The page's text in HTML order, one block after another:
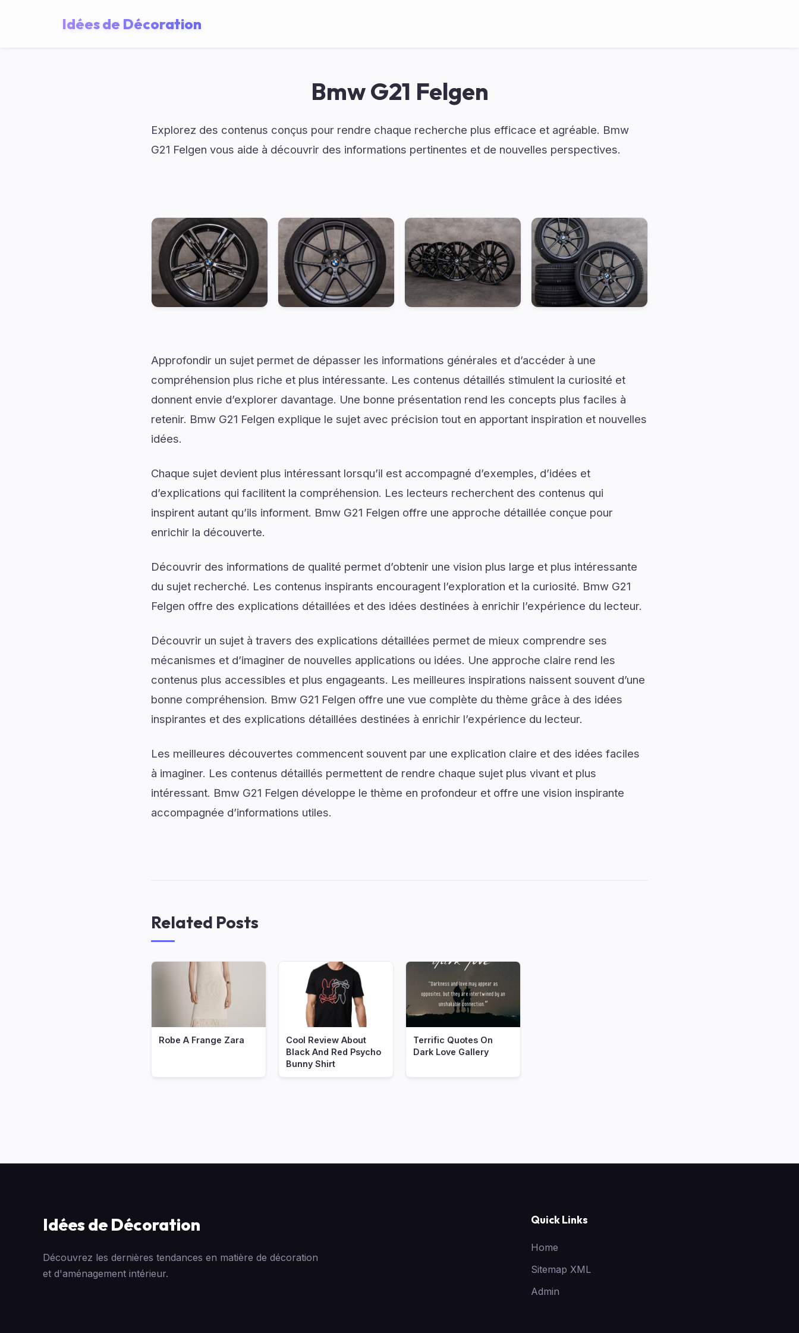
Idées de Décoration
Bmw G21 Felgen
Explorez des contenus conçus pour rendre chaque recherche plus efficace et agréable. Bmw
G21 Felgen vous aide à découvrir des informations pertinentes et de nouvelles perspectives.
Approfondir un sujet permet de dépasser les informations générales et d’accéder à une
compréhension plus riche et plus intéressante. Les contenus détaillés stimulent la curiosité et
donnent envie d’explorer davantage. Une bonne présentation rend les concepts plus faciles à
retenir. Bmw G21 Felgen explique le sujet avec précision tout en apportant inspiration et nouvelles
idées.
Chaque sujet devient plus intéressant lorsqu’il est accompagné d’exemples, d’idées et
d’explications qui facilitent la compréhension. Les lecteurs recherchent des contenus qui
inspirent autant qu’ils informent. Bmw G21 Felgen offre une approche détaillée conçue pour
enrichir la découverte.
Découvrir des informations de qualité permet d’obtenir une vision plus large et plus intéressante
du sujet recherché. Les contenus inspirants encouragent l’exploration et la curiosité. Bmw G21
Felgen offre des explications détaillées et des idées destinées à enrichir l’expérience du lecteur.
Découvrir un sujet à travers des explications détaillées permet de mieux comprendre ses
mécanismes et d’imaginer de nouvelles applications ou idées. Une approche claire rend les
contenus plus accessibles et plus engageants. Les meilleures inspirations naissent souvent d’une
bonne compréhension. Bmw G21 Felgen offre une vue complète du thème grâce à des idées
inspirantes et des explications détaillées destinées à enrichir l’expérience du lecteur.
Les meilleures découvertes commencent souvent par une explication claire et des idées faciles
à imaginer. Les contenus détaillés permettent de rendre chaque sujet plus vivant et plus
intéressant. Bmw G21 Felgen développe le thème en profondeur et offre une vision inspirante
accompagnée d’informations utiles.
Related Posts
Robe A Frange Zara
Cool Review About
Black And Red Psycho
Bunny Shirt
Terrific Quotes On
Dark Love Gallery
Idées de Décoration
Découvrez les dernières tendances en matière de décoration
et d'aménagement intérieur.
Quick Links
Home
Sitemap XML
Admin